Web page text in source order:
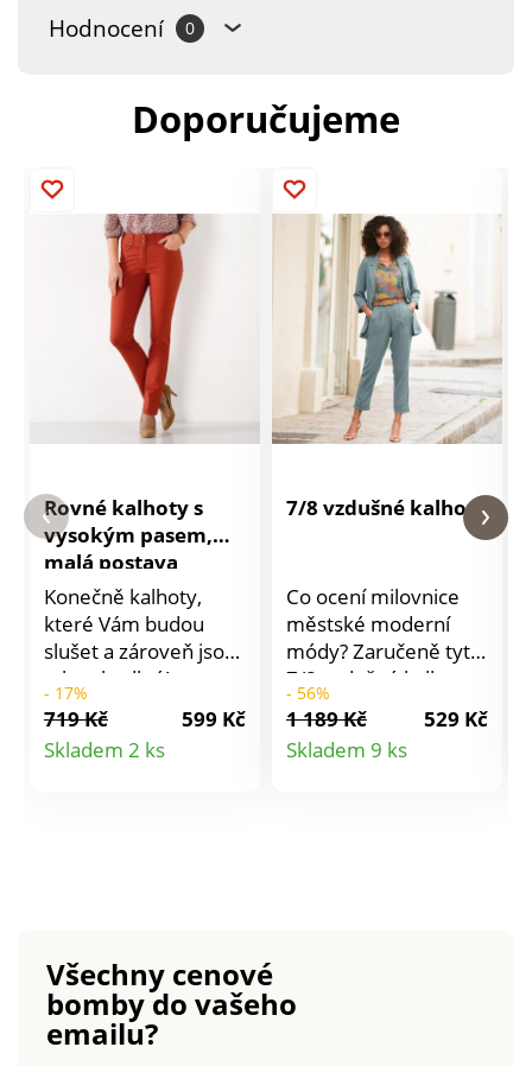
Hodnocení 0
Doporučujeme
Rovné kalhoty s
vysokým pasem,
malá postava
Konečně kalhoty,
které Vám budou
slušet a zároveň jsou
tak pohodlné!
Navržené pro
postavu nižší než 160
cm. V rovném střihu.
výšivkou a štrasem.
Lze prát v pračce.
- 17%
719 Kč
599 Kč
Skladem 2 ks
Detail
7/8 vzdušné kalhoty
Co ocení milovnice
městské moderní
módy? Zaručeně tyto
7/8 vzdušné kalhoty.
Běžná výška pasu.
7/8 úzký střih.
Vsazený tvarovaný
- 56%
1 189 Kč
529 Kč
Skladem 9 ks
Detail
Všechny cenové
bombydo vašeho
emailu?